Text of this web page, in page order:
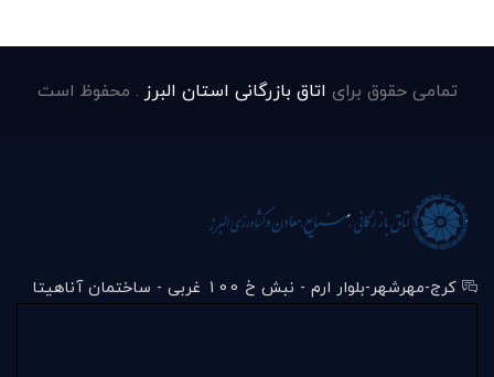
تمامی حقوق برای اتاق بازرگانی استان البرز . محفوظ است
کرج-مهرشهر-بلوار ارم - نبش خ 100 غربی - ساختمان آناهیتا